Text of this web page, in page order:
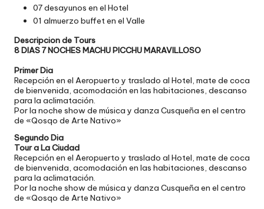
07 desayunos en el Hotel
01 almuerzo buffet en el Valle
Descripcion de Tours
8 DIAS 7 NOCHES MACHU PICCHU MARAVILLOSO
Primer Dia
Recepción en el Aeropuerto y traslado al Hotel, mate de coca
de bienvenida, acomodación en las habitaciones, descanso
para la aclimatación.
Por la noche show de música y danza Cusqueña en el centro
de «Qosqo de Arte Nativo»
Segundo Dia
Tour a La Ciudad
Recepción en el Aeropuerto y traslado al Hotel, mate de coca
de bienvenida, acomodación en las habitaciones, descanso
para la aclimatación.
Por la noche show de música y danza Cusqueña en el centro
de «Qosqo de Arte Nativo»